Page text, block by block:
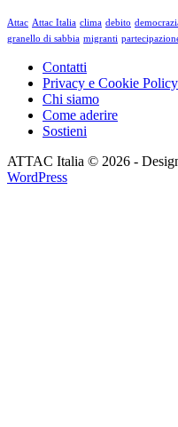
Attac Attac Italia clima debito
granello di sabbia migranti
Contatti
Privacy e Cookie Policy
Chi siamo
Come aderire
Sostieni
ATTAC Italia © 2026 -
WordPress